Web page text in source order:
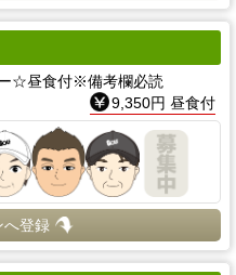
ー☆昼食付※備考欄必読
9,350円 昼食付
へ登録